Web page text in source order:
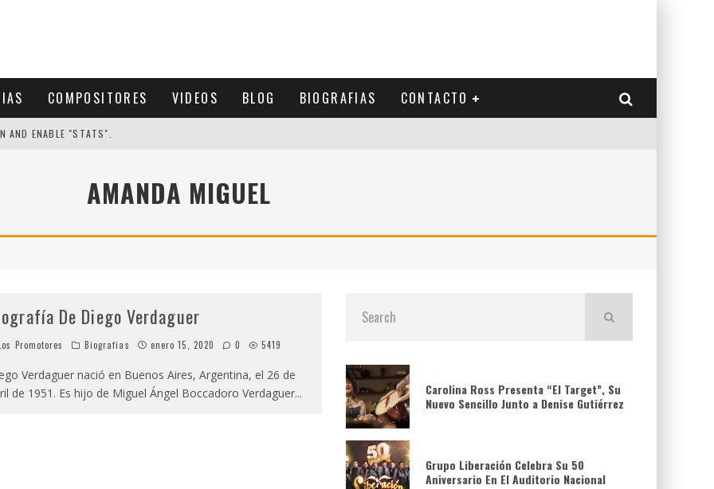
COMPOSITORES VIDEOS BLOG BIOGRAFIAS CONTACTO
AND ENABLE "STATS".
AMANDA MIGUEL
De Diego Verdaguer
Promotores Biografias enero 15, 2020 0 5419
Verdaguer nació en Buenos Aires, Argentina, el 26 de
de 1951. Es hijo de Miguel Ángel Boccadoro Verdaguer...
Carolina Ross Presenta “El Target”, Su
Nuevo Sencillo Junto a Denise Gutiérrez
Grupo Liberación Celebra Su 50
Aniversario En El Auditorio Nacional